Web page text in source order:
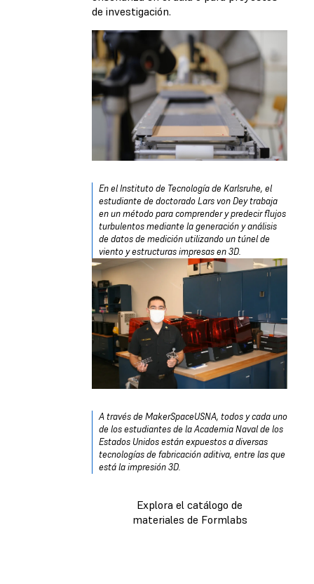
de investigación.
En el Instituto de Tecnología de Karlsruhe, el
estudiante de doctorado Lars von Dey trabaja
en un método para comprender y predecir flujos
turbulentos mediante la generación y análisis
de datos de medición utilizando un túnel de
viento yestructuras impresas en 3D.
A través de MakerSpaceUSNA, todos y cada uno
de los estudiantes de la Academia Naval de los
Estados Unidos están expuestos a diversas
tecnologías de fabricación aditiva, entre las que
está la impresión 3D.
Explora el catálogo de
materiales de Formlabs